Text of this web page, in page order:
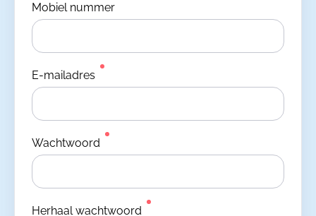
Mobiel nummer
E-mailadres
Wachtwoord
Herhaal wachtwoord